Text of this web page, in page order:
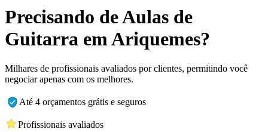
Precisando de Aulas de
Guitarra em Ariquemes?
Milhares de profissionais avaliados por clientes, permitindo você
negociar apenas com os melhores.
Até 4 orçamentos grátis e seguros
Profissionais avaliados